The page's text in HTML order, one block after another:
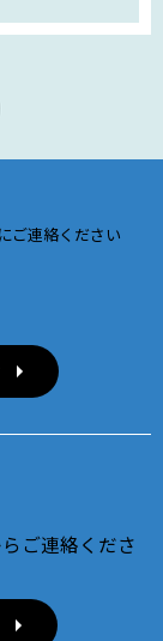
ご連絡ください
ご連絡くださ